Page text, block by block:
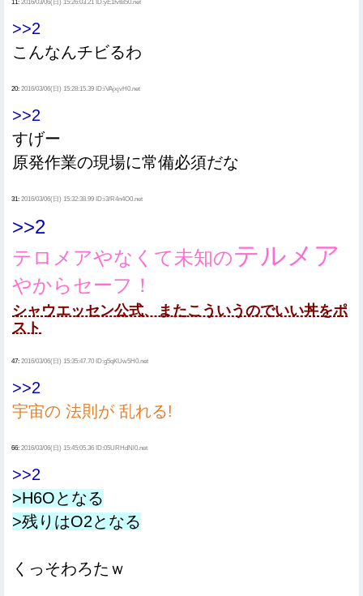
11: 2016/03/06(日) 15:26:03.21 ID:yE1fvtB50.net
>>2
こんなんチビるわ
20: 2016/03/06(日) 15:28:15.39 ID:iVAjxjvH0.net
>>2
すげー
原発作業の現場に常備必須だな
31: 2016/03/06(日) 15:32:38.99 ID:i3/R4n4O0.net
>>2
テロメアやなくて未知のテルメア
やからセーフ！
シャウエッセン公式、またこういうのでいい丼をポ
スト
47: 2016/03/06(日) 15:35:47.70 ID:g5qKUw5H0.net
>>2
宇宙の 法則が 乱れる!
66: 2016/03/06(日) 15:45:05.36 ID:05URHdNl0.net
>>2
>H6Oとなる
>残りはO2となる
くっそわろたｗ